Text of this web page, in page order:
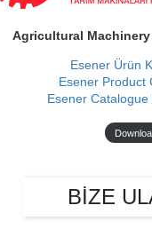
Agricultural
Esener Ürün
Esener Product
Esener
BİZE